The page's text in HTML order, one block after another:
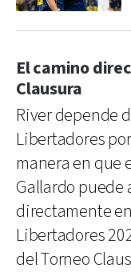
El camino
Clausura
River depende
Libertadores
manera en que
Gallardo puede
directamente
Libertadores
del Torneo